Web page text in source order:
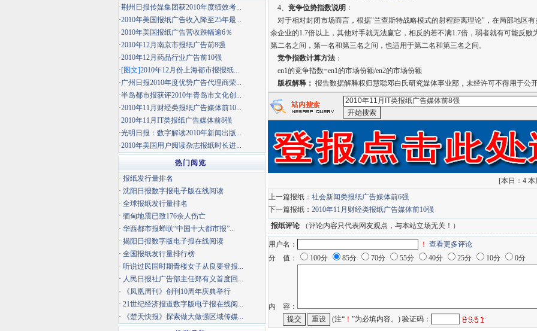
4、 竞争位势指数说明 ：
对于相对封闭市场而言，根据"兰查斯特战略模式的射程距离理论"，在局部地区
余企业的1.7倍以上，其他对手就无法赢它，相反的若不满1.7倍，弱者就有可能反
第二名之间，第一名和第三名之间，也适用于第二名和第三名之间。
竞争指数计算方法 ：
en1的竞争指数=en1的市场份额/en2的市场份额
版权解释： 报告数据解释权归慧聪邓白氏研究媒体事业部，未经许可不得用于公
[本日：4 本
上一篇报纸： 社会新闻类报纸广告媒体前6强
下一篇报纸： 2010年11月财经类报纸广告媒体前10强
报纸评论 （评论内容只代表网友观点，与本站立场无关！）
用户名： ！ 查看更多评论
分 值：
100分 85分 70分 55分 40分 25分 10分 0分
内 容：
(注“ ！ ”为必填内容。) 验证码：
·荆州日报传媒集团获2010年度绩效考...
·2010年美国报纸广告收入降至25年最...
·2010年美国报纸广告营收跌幅逾6％
·2010年12月南京市报纸广告前8强
·2010年12月药品行业广告前10强
·[图文]2010年12月份上海都市报报纸...
·广州日报2010年度优势广告代理商荣...
·半岛都市报获评2010年青岛市文化创...
·2010年11月财经类报纸广告媒体前10...
·2010年11月IT类报纸广告媒体前8强
·光明日报：数字解读2010年新闻出版...
·2010年美国用户阅读杂志报纸时长进...
热门阅览
· 报纸发行量排名
· 沈阳日报数字报电子版在线阅读
· 全球报纸发行量排名
· 缅甸地震已致176余人伤亡
· 华西都市报蝉联“中国十大都市报”...
· 揭阳日报数字版电子报在线阅读
· 全国报纸发行量排行榜
· 听说过民国时期青楼女子从良要登报...
· 人民日报社广告部主任郑有义首度回...
·
《凤凰周刊》创刊10周年庆典举行
· 21世纪经济报道数字版电子报在线阅...
·
《楚天快报》探索做大做强区域传媒...